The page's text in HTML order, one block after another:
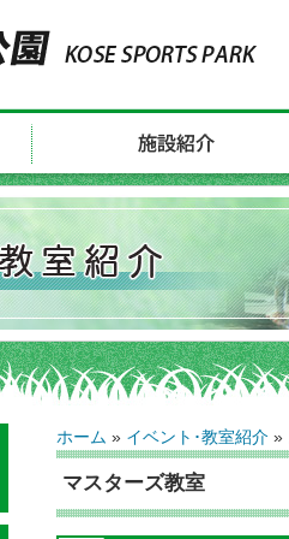
ホーム » イベント･教室紹介 »
マスターズ教室